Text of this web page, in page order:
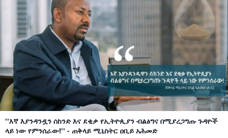
''እኛ እያንዳንዷን ሰከንድ እና ደቂቃ የኢትዮጲያን ብልፅግና በሚያረጋግጡ ጉዳዮች
ላይ ነው የምንሰራው!'' - ጠቅላይ ሚኒስትር ዐቢይ አሕመድ